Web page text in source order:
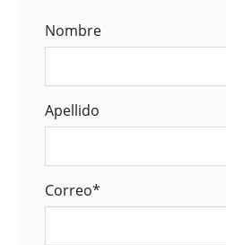
Nombre
Apellido
Correo*